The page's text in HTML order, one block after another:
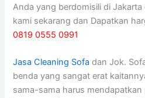
Anda yang berdomisili di
kami sekarang dan Dapatkan
0819 0555 0991
Jasa Cleaning Sofa dаn Jok.
benda уаng ѕаngаt erat
sama-sama hаruѕ